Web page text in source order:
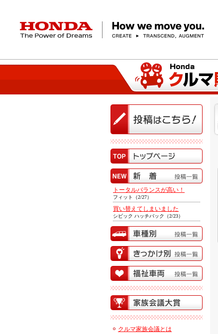
HONDA The Power of Dreams
コンパクトカー
SUV
バイクレンタル
ライディングギア
パワープロダクツ一覧
取扱説明書
販売・修理店検索
価格表
航空エンジン
バイク
HondaGO
RENTAL
自転車
SmaChari
トータルバランスが高い！
フィット（2/27）
買い替えてしまいました
シビック ハッチバック（2/23）
クルマ家族会議とは